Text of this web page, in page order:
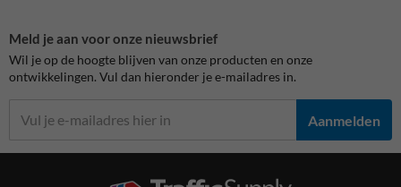
Meld je aan voor onze nieuwsbrief
Wil je op de hoogte blijven van onze producten en onze
ontwikkelingen. Vul dan hieronder je e-mailadres in.
Aanmelden